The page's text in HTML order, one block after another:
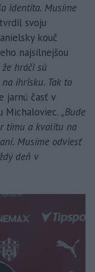
identita. Musíme
svoju
kouč
najsilnejšou
že hráči sú
ihrisku. Tak to
jarnú časť v
Michaloviec. „Bude
tímu a kvalitu na
Musíme odviesť
deň v